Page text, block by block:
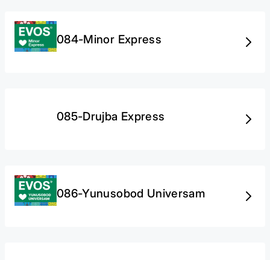
084-Minor Express
085-Drujba Express
086-Yunusobod Universam